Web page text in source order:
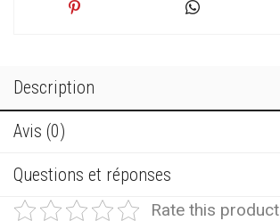
Description
Avis (0)
Questions et réponses
Rate this product